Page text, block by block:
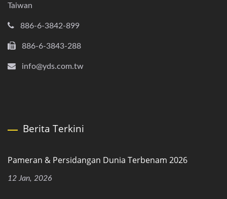
Taiwan
886-6-3842-899
886-6-3843-288
info@yds.com.tw
Berita Terkini
Pameran & Persidangan Dunia Terbenam 2026
12 Jan, 2026